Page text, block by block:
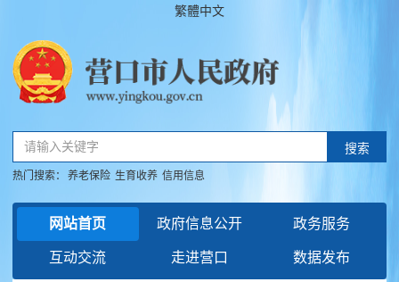
繁體中文
请输入关键字 搜索
热门搜索： 养老保险 生育收养 信用信息
网站首页 政府信息公开 政务服务
互动交流 走进营口 数据发布